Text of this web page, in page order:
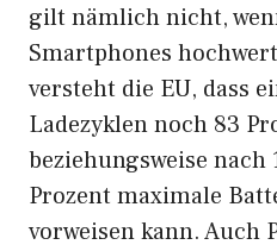
gilt nämlich nicht,
Smartphones
versteht die EU, dass
Ladezyklen noch 83
beziehungsweise nach
Prozent maximale
vorweisen kann. Auch